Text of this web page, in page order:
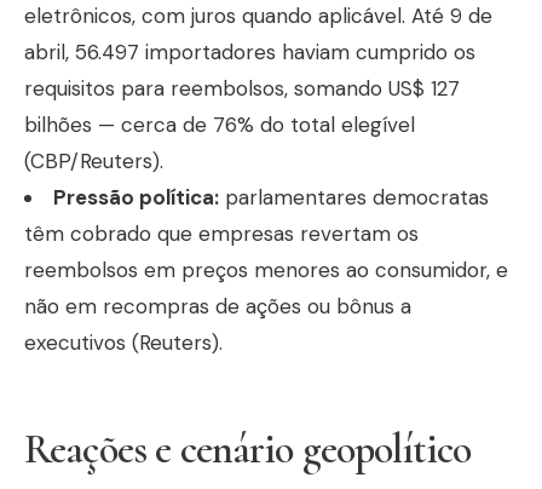
eletrônicos, com juros quando aplicável. Até 9 de
abril, 56.497 importadores haviam cumprido os
requisitos para reembolsos, somando US$ 127
bilhões — cerca de 76% do total elegível
(CBP/Reuters).
Pressão política: parlamentares democratas
têm cobrado que empresas revertam os
reembolsos em preços menores ao consumidor, e
não em recompras de ações ou bônus a
executivos (Reuters).
Reações e cenário geopolítico